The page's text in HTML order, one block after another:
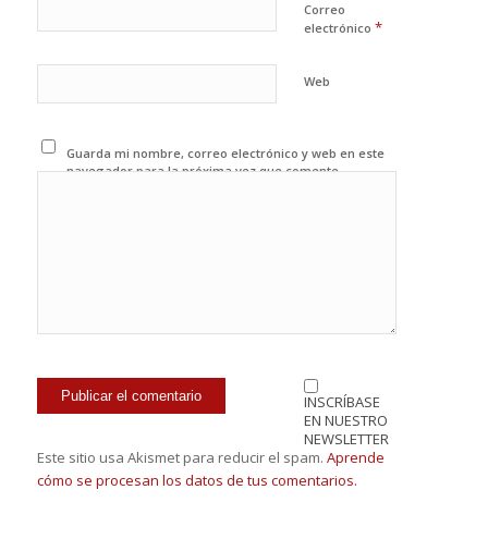
Correo
electrónico *
Web
Guarda mi nombre, correo electrónico y web en este
navegador para la próxima vez que comente.
INSCRÍBASE
EN NUESTRO
NEWSLETTER
Este sitio usa Akismet para reducir el spam. Aprende
cómo se procesan los datos de tus comentarios.